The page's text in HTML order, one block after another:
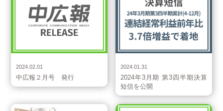
2024.02.01
中広報２月号 発行
2024.01.31
2024年3月期 第3四半期決算
短信を公開